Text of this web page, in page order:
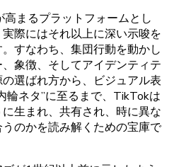
高まるプラットフォームとし
実際にはそれ以上に深い示唆を
すなわち、 集団行動を動かし
象徴、 そしてアイデンティテ
の選ばれ方から、 ビジュアル表
輪ネタ”に至るまで、 TikTokは
に生まれ、 共有され、 時に異な
うのかを読み解くための宝庫で